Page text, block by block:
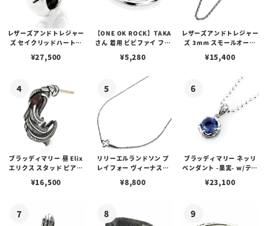
レザーズアンドトレジャー
ズ セイクリッドハートピ
¥27,500
【ONE OK ROCK】TAKA
さん 着用 ビビファイ フー
¥5,280
レザーズアンドトレジャー
ズ 3mm スモールオーバ
ブスタークラスプ＆LTロ
¥15,400
ブラッディマリー 昼 Elix
エリクス スタッド ピアス
¥16,500
リリーエルランドソン プ
レイフォー ヴィーナスチ
¥8,800
ブラッディマリー ネッリ
ペンダント -果実- w/ティ
¥23,100